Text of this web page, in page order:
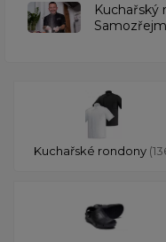
Kuchařský
Kuchařské rondony